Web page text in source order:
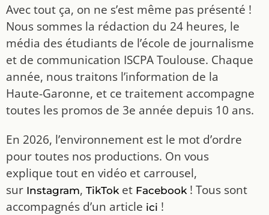
Avec tout ça, on ne s’est même pas présenté !
Nous sommes la rédaction du 24 heures, le
média des étudiants de l’école de journalisme
et de communication ISCPA Toulouse. Chaque
année, nous traitons l’information de la
Haute-Garonne, et ce traitement accompagne
toutes les promos de 3e année depuis 10 ans.
En 2026, l’environnement est le mot d’ordre
pour toutes nos productions. On vous
explique tout en vidéo et carrousel,
sur Instagram, TikToket Facebook! Tous sont
accompagnés d’un article ici !